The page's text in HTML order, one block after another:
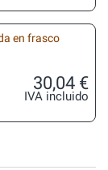
en frasco
30,04 €
IVA incluido